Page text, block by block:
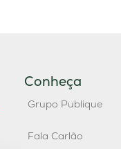
Conheça
Grupo Publique
Fala Carlão